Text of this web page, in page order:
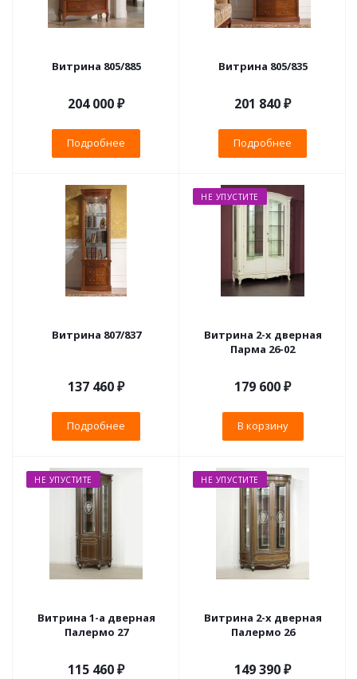
Витрина 805/885
204 000 ₽
Подробнее
Витрина 805/835
201 840 ₽
Подробнее
Витрина 807/837
137 460 ₽
Подробнее
НЕ УПУСТИТЕ
Витрина 2-х дверная
Парма 26-02
179 600₽
В корзину
НЕ УПУСТИТЕ
Витрина 1-а дверная
Палермо 27
115 460 ₽
НЕ УПУСТИТЕ
Витрина 2-х дверная
Палермо 26
149 390 ₽